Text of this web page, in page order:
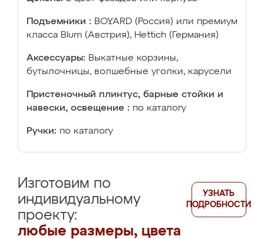
Подъемники : BOYARD (Россия) или премиум
класса Blum (Австрия), Hettich (Германия)
Аксессуары: Выкатные корзины,
бутылочницы, волшебные уголки, карусели
Пристеночный плинтус, барные стойки и
навески, освещение : по каталогу
Ручки: по каталогу
Изготовим по
индивидуальному
проекту:
любые размеры, цвета
УЗНАТЬ
ПОДРОБНОСТИ